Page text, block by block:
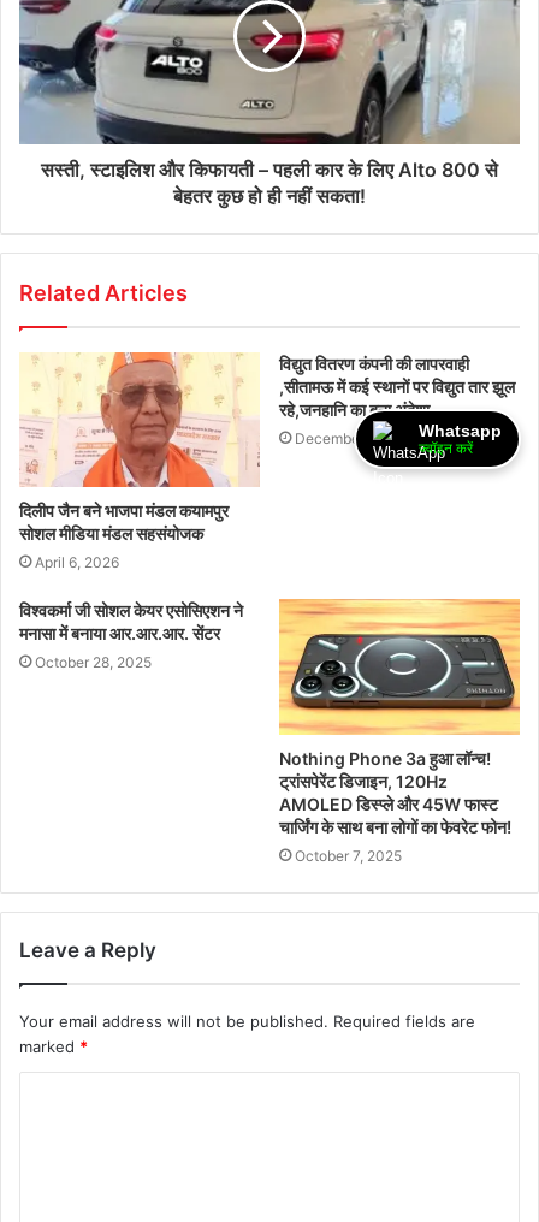
सस्ती, स्टाइलिश और किफायती – पहली कार के लिए Alto 800 से
बेहतर कुछ हो ही नहीं सकता!
Related Articles
दिलीप जैन बने भाजपा मंडल कयामपुर
सोशल मीडिया मंडल सहसंयोजक
April 6, 2026
विद्युत वितरण कंपनी की लापरवाही
,सीतामऊ में कई स्थानों पर विद्युत तार झूल
रहे,जनहानि का बना अंदेशा
December 11, 2025
विश्वकर्मा जी सोशल केयर एसोसिएशन ने
मनासा में बनाया आर.आर.आर. सेंटर
October 28, 2025
Nothing Phone 3a हुआ लॉन्च!
ट्रांसपेरेंट डिजाइन, 120Hz
AMOLED डिस्प्ले और 45W फास्ट
चार्जिंग के साथ बना लोगों का फेवरेट फोन!
October 7, 2025
Leave a Reply
Your email address will not be published. Required fields are
marked *
Whatsapp
ज्वॉइन करें